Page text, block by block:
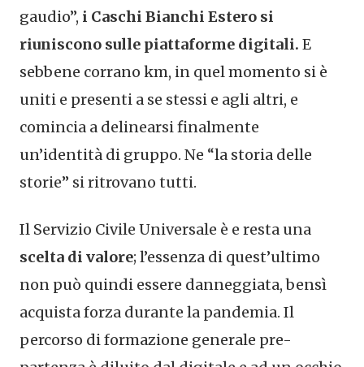
gaudio”, i Caschi Bianchi Estero si
riuniscono sulle piattaforme digitali. E
sebbene corrano km, in quel momento si è
uniti e presenti a se stessi e agli altri, e
comincia a delinearsi finalmente
un’identità di gruppo. Ne “la storia delle
storie” si ritrovano tutti.
Il Servizio Civile Universale è e resta una
scelta di valore; l’essenza di quest’ultimo
non può quindi essere danneggiata, bensì
acquista forza durante la pandemia. Il
percorso di formazione generale pre-